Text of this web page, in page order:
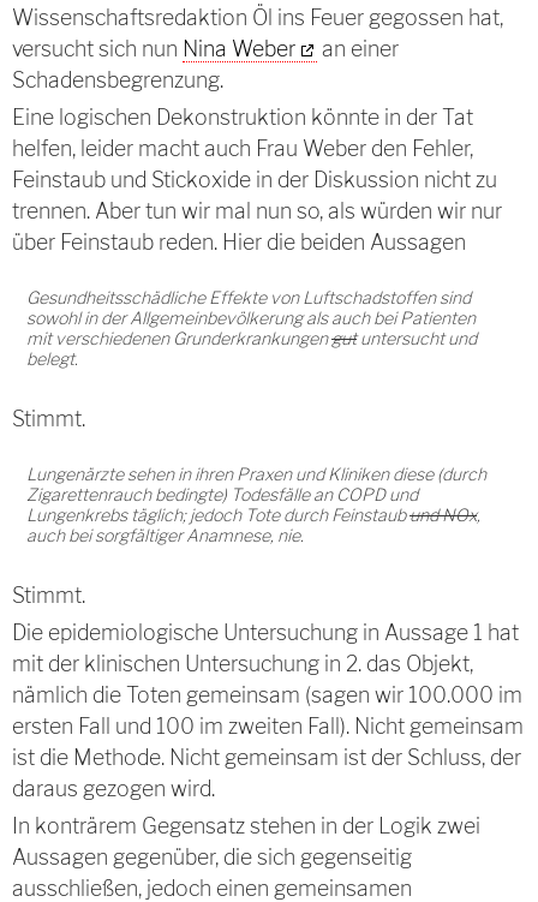
Wissenschaftsredaktion Öl ins Feuer gegossen hat,
versucht sich nun Nina Weber
an einer
Schadensbegrenzung.
Eine logischen Dekonstruktion könnte in der Tat
helfen, leider macht auch Frau Weber den Fehler,
Feinstaub und Stickoxide in der Diskussion nicht zu
trennen. Aber tun wir mal nun so, als würden wir nur
über Feinstaub reden. Hier die beiden Aussagen
Gesundheitsschädliche Effekte von Luftschadstoffen sind
sowohl in der Allgemeinbevölkerung als auch bei Patienten
mit verschiedenen Grunderkrankungengutuntersucht und
belegt.
Stimmt.
Lungenärzte sehen in ihren Praxen und Kliniken diese (durch
Zigarettenrauch bedingte) Todesfälle an COPD und
Lungenkrebs täglich; jedoch Tote durch Feinstaubund NOx,
auch bei sorgfältiger Anamnese, nie.
Stimmt.
Die epidemiologische Untersuchung in Aussage 1 hat
mit der klinischen Untersuchung in 2. das Objekt,
nämlich die Toten gemeinsam (sagen wir 100.000 im
ersten Fall und 100 im zweiten Fall). Nicht gemeinsam
ist die Methode. Nicht gemeinsam ist der Schluss, der
daraus gezogen wird.
In konträrem Gegensatz stehen in der Logik zwei
Aussagen gegenüber, die sich gegenseitig
ausschließen, jedoch einen gemeinsamen